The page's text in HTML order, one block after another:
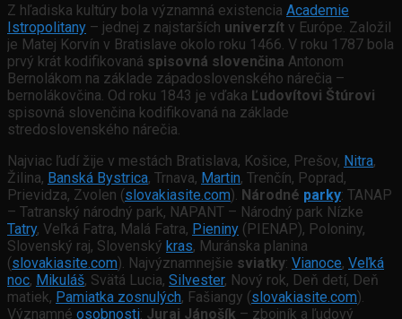
Z hľadiska kultúry bola významná existencia Academie
Istropolitany – jednej z najstarších univerzít v Európe. Založil
je Matej Korvín v Bratislave okolo roku 1466. V roku 1787 bola
prvý krát kodifikovaná spisovná slovenčina Antonom
Bernolákom na základe západoslovenského nárečia –
bernolákovčina. Od roku 1843 je vďaka Ľudovítovi Štúrovi
spisovná slovenčina kodifikovaná na základe
stredoslovenského nárečia.
Najviac ľudí žije v mestách Bratislava, Košice, Prešov, Nitra,
Žilina, Banská Bystrica, Trnava, Martin, Trenčín, Poprad,
Prievidza, Zvolen (slovakiasite.com). Národné parky: TANAP
– Tatranský národný park, NAPANT – Národný park Nízke
Tatry, Veľká Fatra, Malá Fatra, Pieniny (PIENAP), Poloniny,
Slovenský raj, Slovenský kras, Muránska planina
(slovakiasite.com). Najvýznamnejšie sviatky: Vianoce, Veľká
noc, Mikuláš, Svätá Lucia, Silvester, Nový rok, Deň detí, Deň
matiek, Pamiatka zosnulých, Fašiangy (slovakiasite.com).
Významné osobnosti: Juraj Jánošík – zbojník a ľudový